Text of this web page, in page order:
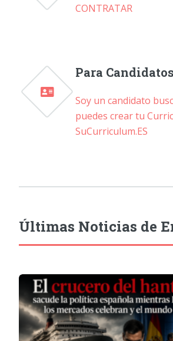
CONTRATAR
Para Candidatos
Soy un candidato
puedes crear tu
SuCurriculum.ES
Últimas Noticias de